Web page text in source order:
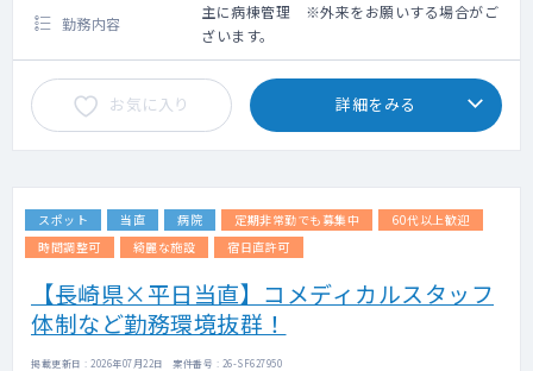
勤務内容
主に病棟管理 ※外来をお願いする場合がご
ざいます。
お気に入り 詳細をみる
スポット 当直 病院 定期非常勤でも募集中
60代以上歓迎
時間調整可
綺麗な施設 宿日直許可
【長崎県×平日当直】コメディカルスタッフ
体制など勤務環境抜群！
掲載更新日 : 2026年07月22日 案件番号 : 26-SF627950